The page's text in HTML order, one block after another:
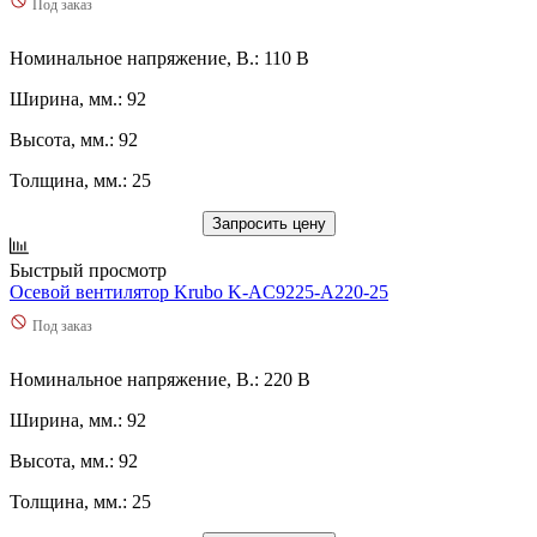
Под заказ
Номинальное напряжение, В.: 110 В
Ширина, мм.: 92
Высота, мм.: 92
Толщина, мм.: 25
Запросить цену
Быстрый просмотр
Осевой вентилятор Krubo K-AC9225-A220-25
Под заказ
Номинальное напряжение, В.: 220 В
Ширина, мм.: 92
Высота, мм.: 92
Толщина, мм.: 25